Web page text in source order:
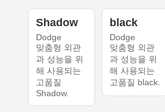
Shadow
Dodge
맞춤형 외관
과 성능을 위
해 사용되는
고품질
Shadow.
black
Dodge
맞춤형 외관
과 성능을 위
해 사용되는
고품질 black.